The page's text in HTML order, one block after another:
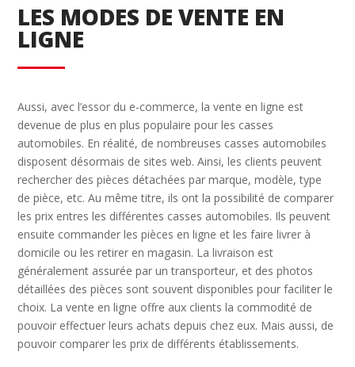
LES MODES DE VENTE EN
LIGNE
Aussi, avec l’essor du e-commerce, la vente en ligne est
devenue de plus en plus populaire pour les casses
automobiles. En réalité, de nombreuses casses automobiles
disposent désormais de sites web. Ainsi, les clients peuvent
rechercher des pièces détachées par marque, modèle, type
de pièce, etc. Au même titre, ils ont la possibilité de comparer
les prix entres les différentes casses automobiles. Ils peuvent
ensuite commander les pièces en ligne et les faire livrer à
domicile ou les retirer en magasin. La livraison est
généralement assurée par un transporteur, et des photos
détaillées des pièces sont souvent disponibles pour faciliter le
choix. La vente en ligne offre aux clients la commodité de
pouvoir effectuer leurs achats depuis chez eux. Mais aussi, de
pouvoir comparer les prix de différents établissements.